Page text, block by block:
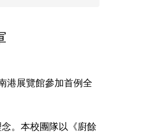
港展覽館參加首例全
。本校團隊以《廚餘